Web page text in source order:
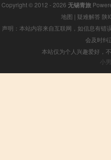
Copyright © 2012 - 2026 无锡青旅
地图 | 疑难解答 陕
声明：本站内容来自互联网，如信息有错
会及时纠
本站仅为个人兴趣爱好，
小